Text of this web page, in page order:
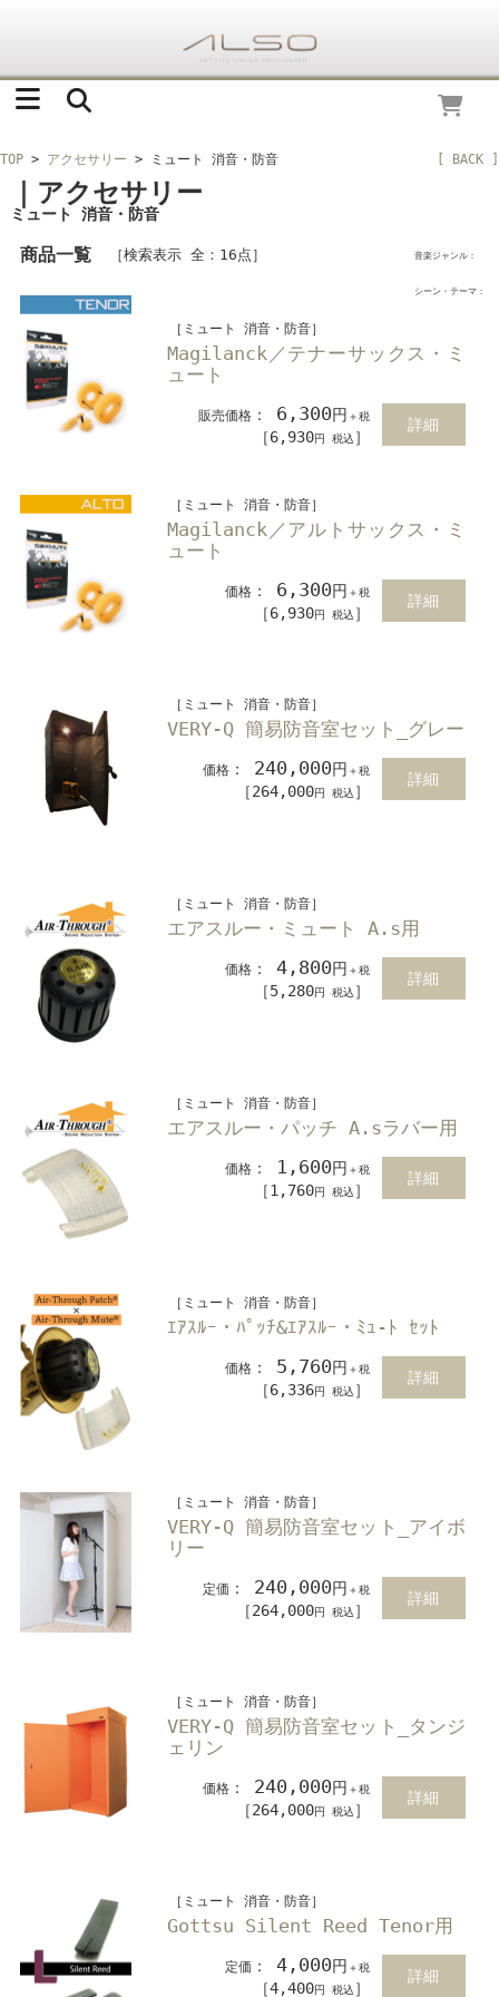
TOP > アクセサリー > ミュート 消音・防音 [ BACK ]
｜アクセサリー
ミュート 消音・防音
音楽ジャンル：
シーン・テーマ：
商品一覧 ［検索表示 全：16点］
［ミュート 消音・防音］
Magilanck／テナーサックス・ミ
ュート
販売価格 ： 6,300円 ＋税
［6,930円 税込 ］
詳細
［ミュート 消音・防音］
Magilanck／アルトサックス・ミ
ュート
価格 ： 6,300円 ＋税
［6,930円 税込 ］
詳細
［ミュート 消音・防音］
VERY-Q 簡易防音室セット_グレー
価格 ： 240,000円 ＋税
［264,000円 税込 ］
詳細
［ミュート 消音・防音］
エアスルー・ミュート A.s用
価格 ：4,800円 ＋税
［5,280円 税込 ］
詳細
［ミュート 消音・防音］
エアスルー・パッチ A.sラバー用
価格 ： 1,600円 ＋税
［1,760円 税込 ］
詳細
［ミュート 消音・防音］
ｴｱｽﾙｰ・ﾊﾟｯﾁ&ｴｱｽﾙｰ・ﾐｭ-ﾄ ｾｯﾄ
価格 ： 5,760円 ＋税
［6,336円 税込 ］
詳細
［ミュート 消音・防音］
VERY-Q 簡易防音室セット_アイボ
リー
定価 ： 240,000円 ＋税
［264,000円 税込 ］
詳細
［ミュート 消音・防音］
VERY-Q 簡易防音室セット_タンジ
ェリン
価格 ： 240,000円 ＋税
［264,000円 税込 ］
詳細
［ミュート 消音・防音］
Gottsu Silent Reed Tenor用
定価 ：4,000円 ＋税
［4,400円 税込 ］
詳細